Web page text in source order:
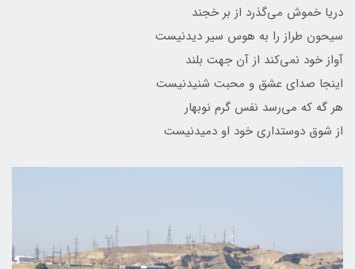
دریا خموش می‌گذرد از بر خجند
سیحون طراز را به هوس سیر دیدنیست
آواز خود نمی‌کند از آن جهت بلند
اینجا صدای عشق و محبت شنیدنیست
هر گه که می‌رسد نفس گرم نوبهار
از شوق دوستداری خود او دمیدنیست